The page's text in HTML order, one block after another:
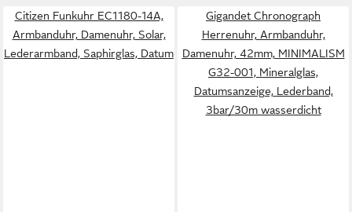
Citizen Funkuhr EC1180-14A,
Armbanduhr, Damenuhr, Solar,
Lederarmband, Saphirglas, Datum
Gigandet Chronograph
Herrenuhr, Armbanduhr,
Damenuhr, 42mm, MINIMALISM
G32-001, Mineralglas,
Datumsanzeige, Lederband,
3bar/30m wasserdicht